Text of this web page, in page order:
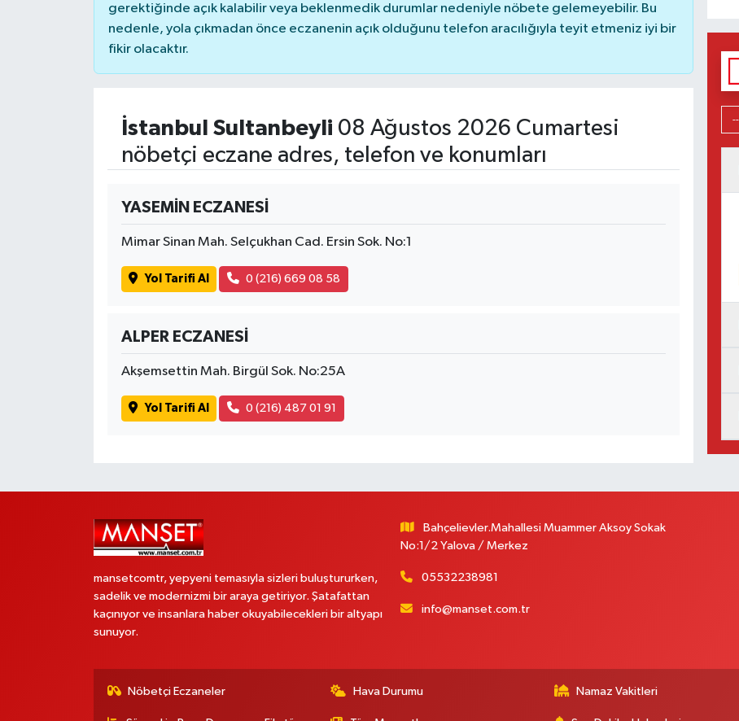
gerektiğinde açık kalabilir veya beklenmedik durumlar nedeniyle nöbete gelemeyebilir. Bu
nedenle, yola çıkmadan önce eczanenin açık olduğunu telefon aracılığıyla teyit etmeniz iyi bir
fikir olacaktır.
İstanbul Sultanbeyli 08 Ağustos 2026 Cumartesi
nöbetçi eczane adres, telefon ve konumları
YASEMİN ECZANESİ
Mimar Sinan Mah. Selçukhan Cad. Ersin Sok. No:1
Yol Tarifi Al 0 (216) 669 08 58
ALPER ECZANESİ
Akşemsettin Mah. Birgül Sok. No:25A
Yol Tarifi Al 0 (216) 487 01 91
mansetcomtr, yepyeni temasıyla sizleri buluştururken,
sadelik ve modernizmi bir araya getiriyor. Şatafattan
kaçınıyor ve insanlara haber okuyabilecekleri bir altyapı
sunuyor.
Bahçelievler.Mahallesi Muammer Aksoy Sokak
No:1/2 Yalova / Merkez
05532238981
info@manset.com.tr
Nöbetçi Eczaneler Hava Durumu Namaz Vakitleri